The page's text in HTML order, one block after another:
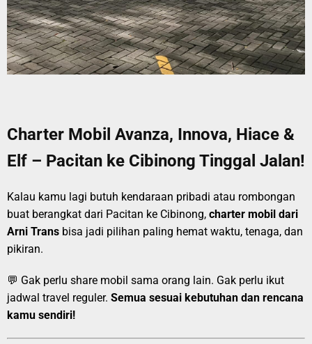
Charter Mobil Avanza, Innova, Hiace &
Elf – Pacitan ke Cibinong Tinggal Jalan!
Kalau kamu lagi butuh kendaraan pribadi atau rombongan
buat berangkat dari Pacitan ke Cibinong, charter mobil dari
Arni Trans bisa jadi pilihan paling hemat waktu, tenaga, dan
pikiran.
💬 Gak perlu share mobil sama orang lain. Gak perlu ikut
jadwal travel reguler. Semua sesuai kebutuhan dan rencana
kamu sendiri!